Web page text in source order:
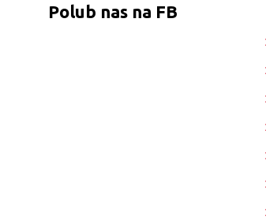
Polub nas na FB